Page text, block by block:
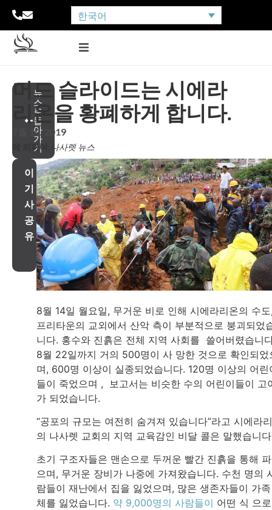
한국어
뉴
스
로
돌
아
가
기
머드 슬라이드는 시에라
리온을 황폐하게 합니다.
7월 10, 2019
에 의하여: 나사렛 뉴스
이
기
사
공
유
8월 14일 월요일, 무거운 비로 인해 시에라리온의 수
프리타운의 교외에서 산악 측이 부분적으로 붕괴되었
니다. 홍수와 진흙은 전체 지역 사회를 쓸어버렸습니
8월 22일까지 거의 500명이 사 망한 것으로 확인되었
며, 600명 이상이 실종되었습니다. 120명 이상의 어린
들이 죽었으며 , 보고서는 비슷한 수의 어린이들이 고
가 되었습니다.
“공포의 규모는 여전히 숨겨져 있습니다”라고 시에라
의 나사렛 교회의 지역 교육감인 비달 콜은 말했습니
초기 구조자들은 맨손으로 두꺼운 빨간 진흙을 통해
으며, 무거운 장비가 나중에 가져왔습니다. 수천 명의
람들이 재난에서 집을 잃었으며, 많은 생존자들이 가
체를 잃었습니다. 약 9,000명의 사람들이 어떤 식 으